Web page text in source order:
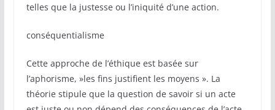
telles que la justesse ou l’iniquité d’une action.
conséquentialisme
Cette approche de l’éthique est basée sur
l’aphorisme, »les fins justifient les moyens ». La
théorie stipule que la question de savoir si un acte